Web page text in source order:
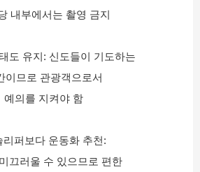
내부에서는 촬영 금지
도 유지: 신도들이 기도하는
이므로 관광객으로서
예의를 지켜야 함
퍼보다 운동화 추천:
끄러울 수 있으므로 편한